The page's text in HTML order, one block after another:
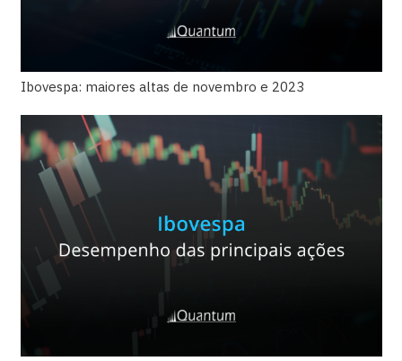
Ibovespa: maiores altas de novembro e 2023